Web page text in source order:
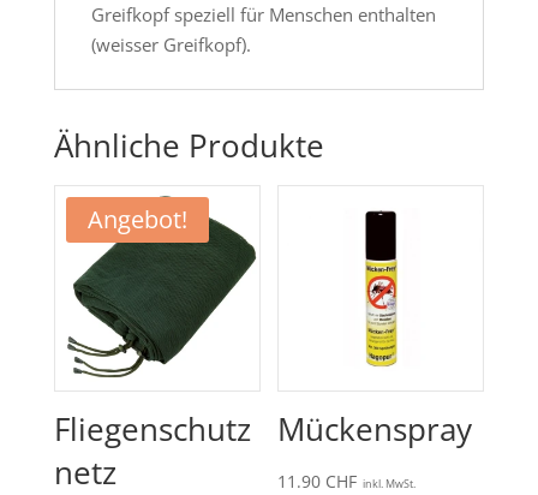
Greifkopf speziell für Menschen enthalten
(weisser Greifkopf).
Ähnliche Produkte
Angebot!
Fliegenschutz
netz
Mückenspray
11.90 CHF inkl. MwSt.